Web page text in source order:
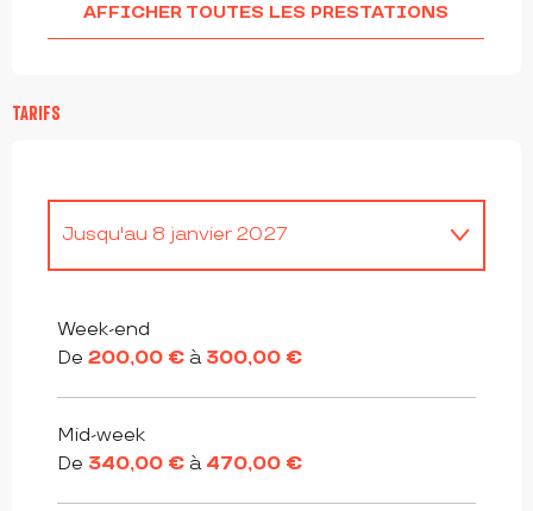
AFFICHER TOUTES LES PRESTATIONS
TARIFS
Jusqu'au 8 janvier 2027
Week-end
De 200,00 € à 300,00 €
Mid-week
De 340,00 € à 470,00 €